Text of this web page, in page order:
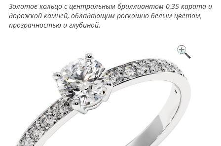
Золотое кольцо с центральным бриллиантом 0,35 карата и
дорожкой камней, обладающим роскошно белым цветом,
прозрачностью и глубиной.